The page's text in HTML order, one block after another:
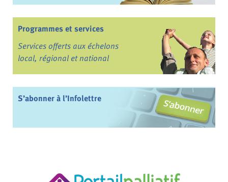
Programmes et services
Services offerts aux échelons
local, régional et national
S’abonner à l’Infolettre